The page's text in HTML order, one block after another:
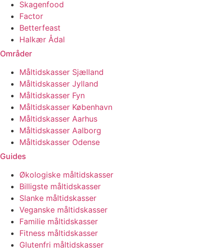
Skagenfood
Factor
Betterfeast
Halkær Ådal
Områder
Måltidskasser Sjælland
Måltidskasser Jylland
Måltidskasser Fyn
Måltidskasser København
Måltidskasser Aarhus
Måltidskasser Aalborg
Måltidskasser Odense
Guides
Økologiske måltidskasser
Billigste måltidskasser
Slanke måltidskasser
Veganske måltidskasser
Familie måltidskasser
Fitness måltidskasser
Glutenfri måltidskasser